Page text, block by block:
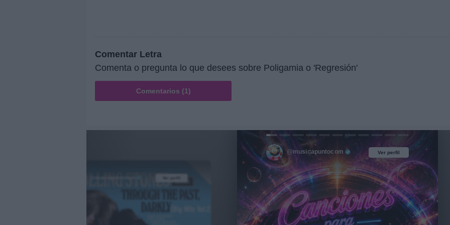
Comentar Letra
Comenta o pregunta lo que desees sobre Poligamia o 'Regresión'
Comentarios (1)
Ver perfil
@musicapuntocom Ver perfil